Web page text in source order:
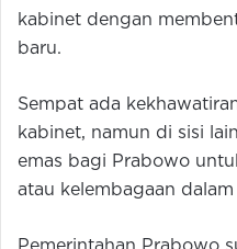
kabinet dengan
baru.
Sempat ada
kabinet, namun di sisi
emas bagi Prabowo
atau kelembagaan